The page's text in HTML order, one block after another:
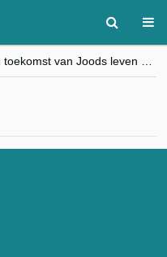
“Besnijdenisdebat toont hoe moeilijk seculiere Westen minderheden begrijpt”, Jinnih Beels (Vooruit)